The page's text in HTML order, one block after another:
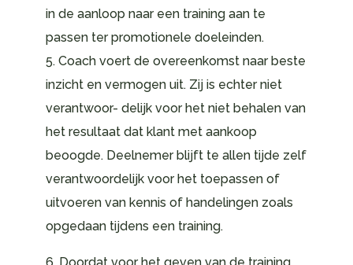
in de aanloop naar een training aan te
passen ter promotionele doeleinden.
5. Coach voert de overeenkomst naar beste
inzicht en vermogen uit. Zij is echter niet
verantwoor- delijk voor het niet behalen van
het resultaat dat klant met aankoop
beoogde. Deelnemer blijft te allen tijde zelf
verantwoordelijk voor het toepassen of
uitvoeren van kennis of handelingen zoals
opgedaan tijdens een training.
6. Doordat voor het geven van de training